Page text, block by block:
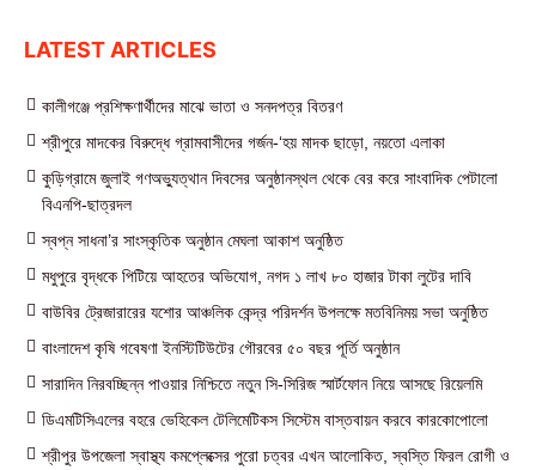
LATEST ARTICLES
কালীগঞ্জে প্রশিক্ষণার্থীদের মাঝে ভাতা ও সনদপত্র বিতরণ
শ্রীপুরে মাদকের বিরুদ্ধে গ্রামবাসীদের গর্জন-‘হয় মাদক ছাড়ো, নয়তো এলাকা
কুড়িগ্রামে জুলাই গণঅভ্যুত্থান দিবসের অনুষ্ঠানস্থল থেকে বের করে সাংবাদিক পেটালো
বিএনপি-ছাত্রদল
স্বপ্ন সাধনা’র সাংস্কৃতিক অনুষ্ঠান মেঘলা আকাশ অনুষ্ঠিত
মধুপুরে বৃদ্ধকে পিটিয়ে আহতের অভিযোগ, নগদ ১ লাখ ৮০ হাজার টাকা লুটের দাবি
বাউবির ট্রেজারারের যশোর আঞ্চলিক কেন্দ্র পরিদর্শন উপলক্ষে মতবিনিময় সভা অনুষ্ঠিত
বাংলাদেশ কৃষি গবেষণা ইনস্টিটিউটের গৌরবের ৫০ বছর পূর্তি অনুষ্ঠান
সারাদিন নিরবচ্ছিন্ন পাওয়ার নিশ্চিতে নতুন সি-সিরিজ স্মার্টফোন নিয়ে আসছে রিয়েলমি
ডিএমটিসিএলের বহরে ভেহিকেল টেলিমেটিকস সিস্টেম বাস্তবায়ন করবে কারকোপোলো
শ্রীপুর উপজেলা স্বাস্থ্য কমপ্লেক্সের পুরো চত্বর এখন আলোকিত, স্বস্তি ফিরল রোগী ও